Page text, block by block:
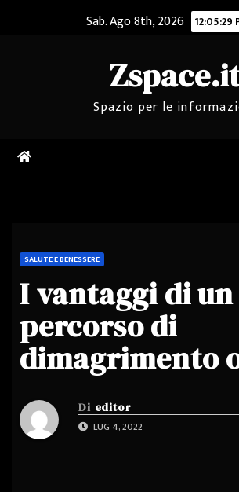
Sab. Ago 8th, 2026 12:05:29
Spazio per le
SALUTE E BENESSERE
I vantaggi di un
percorso di
dimagrimento
Di editor
LUG 4, 2022